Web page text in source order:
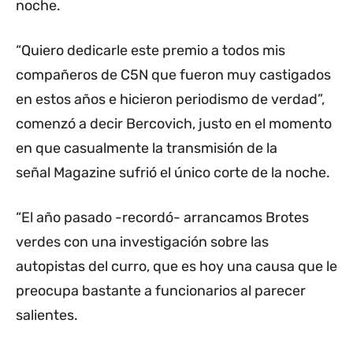
noche.
“Quiero dedicarle este premio a todos mis
compañeros de C5N que fueron muy castigados
en estos años e hicieron periodismo de verdad”,
comenzó a decir Bercovich, justo en el momento
en que casualmente la transmisión de la
señal Magazine sufrió el único corte de la noche.
“El año pasado -recordó- arrancamos Brotes
verdes con una investigación sobre las
autopistas del curro, que es hoy una causa que le
preocupa bastante a funcionarios al parecer
salientes.